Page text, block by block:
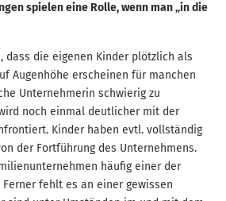
spielen eine Rolle, wenn man „in die
dass die eigenen Kinder plötzlich als
Augenhöhe erscheinen für manchen
Unternehmerin schwierig zu
noch einmal deutlicher mit der
Kinder haben evtl. vollständig
der Fortführung des Unternehmens.
häufig einer der
fehlt es an einer gewissen